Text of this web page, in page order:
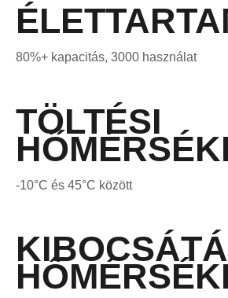
80%+ kapacitás, 3000 használat
TÖLTÉSI
-10°C és 45°C között